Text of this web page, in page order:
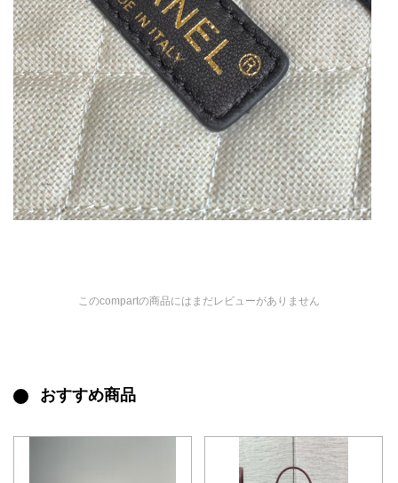
このcompartの商品にはまだレビューがありません
おすすめ商品